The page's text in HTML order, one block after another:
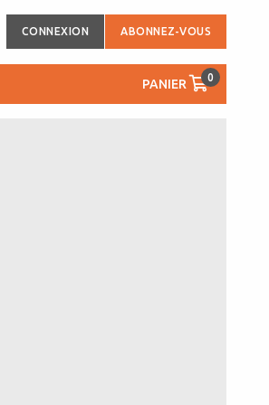
CONNEXION ABONNEZ-VOUS
PANIER 0